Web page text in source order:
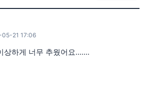
05-21 17:06
상하게 너무 추웠어요.......